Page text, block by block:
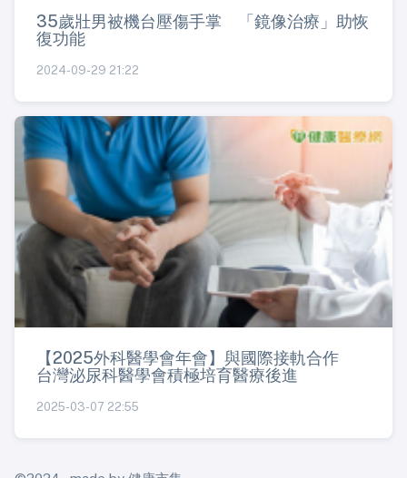
35歲壯男被機台壓傷手掌 「鏡像治療」助恢
復功能
2024-09-29 21:22
【2025外科醫學會年會】與國際接軌合作
台灣泌尿科醫學會積極培育醫療後進
2025-03-07 22:55